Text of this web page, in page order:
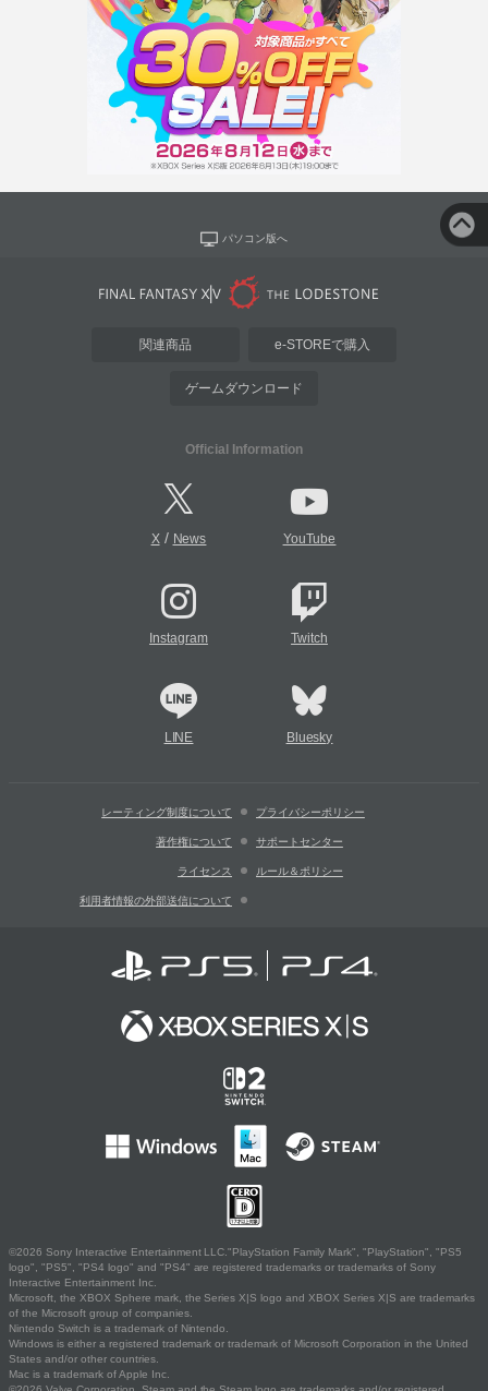
パソコン版へ
関連商品 e-STOREで購入
ゲームダウンロード
Official Information
X/ News YouTube
Instagram Twitch
LINE Bluesky
レーティング制度について プライバシーポリシー
著作権について サポートセンター
ライセンス ルール＆ポリシー
利用者情報の外部送信について
©2026 Sony Interactive Entertainment LLC."PlayStation Family Mark", "PlayStation", "PS5
logo", "PS5", "PS4 logo" and "PS4" are registered trademarks or trademarks of Sony
Interactive Entertainment Inc.
Microsoft, the XBOX Sphere mark, the Series X|S logo and XBOX Series X|S are trademarks
of the Microsoft group of companies.
Nintendo Switch is a trademark of Nintendo.
Windows is either a registered trademark or trademark of Microsoft Corporation in the United
States and/or other countries.
Mac is a trademark of Apple Inc.